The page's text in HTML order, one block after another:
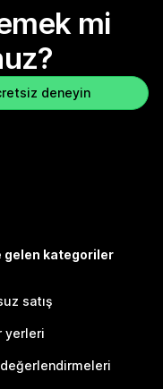
mi
deneyin
gelen kategoriler
satış
yerleri